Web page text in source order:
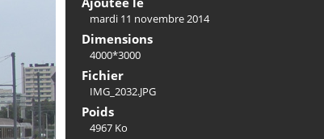
mardi 11 novembre 2014
Dimensions
4000*3000
Fichier
IMG_2032.JPG
Poids
4967 Ko